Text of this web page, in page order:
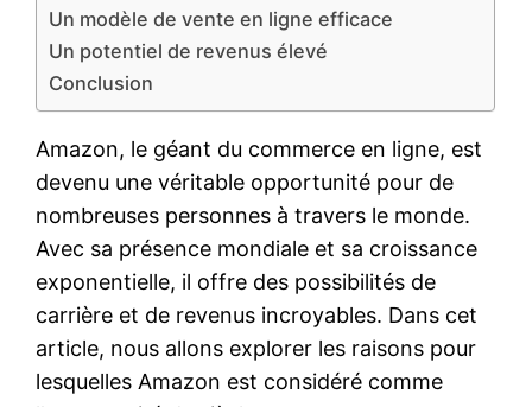
Un modèle de vente en ligne efficace
Un potentiel de revenus élevé
Conclusion
Amazon, le géant du commerce en ligne, est
devenu une véritable opportunité pour de
nombreuses personnes à travers le monde.
Avec sa présence mondiale et sa croissance
exponentielle, il offre des possibilités de
carrière et de revenus incroyables. Dans cet
article, nous allons explorer les raisons pour
lesquelles Amazon est considéré comme